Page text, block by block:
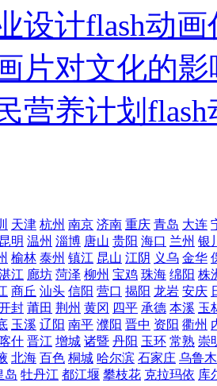
设计flash动
片对文化的影
营养计划
天津 杭州 南京 济南 重庆 青岛 大连
昆明 温州 淄博 唐山 贵阳 海口 兰州 银
榆林 泰州 镇江 昆山 江阴 义乌 金华
江 廊坊 菏泽 柳州 宝鸡 珠海 绵阳 株
商丘 汕头 信阳 营口 揭阳 龙岩 安庆
封 莆田 荆州 黄冈 四平 承德 本溪 玉
玉溪 辽阳 南平 濮阳 晋中 资阳 衢州
喀什 晋江 增城 诸暨 丹阳 玉环 常熟 崇
北海 百色 桐城 哈尔滨 石家庄 乌鲁
岛 牡丹江 都江堰 攀枝花 克拉玛依 库